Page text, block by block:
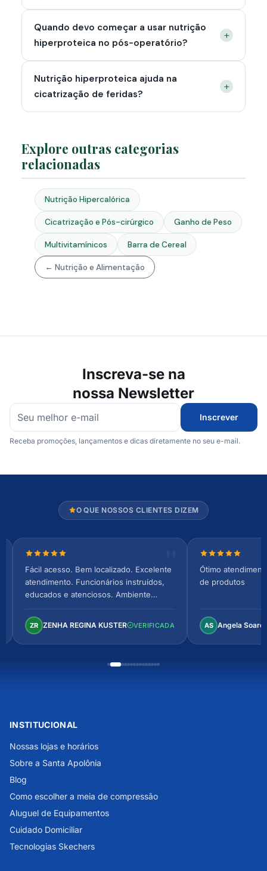
Quando devo começar a usar nutrição
hiperproteica no pós-operatório?
+
Nutrição hiperproteica ajuda na
cicatrização de feridas?
+
Explore outras categorias
relacionadas
Nutrição Hipercalórica
Cicatrização e Pós-cirúrgico Ganho de Peso
Multivitamínicos Barra de Cereal
← Nutrição e Alimentação
Inscreva-se na
nossa Newsletter
Inscrever
Receba promoções, lançamentos e dicas diretamente no seu e-mail.
O QUE NOSSOS CLIENTES DIZEM
Nota 5 de 5 estrelas
Fácil acesso. Bem localizado. Excelente
atendimento. Funcionários instruídos,
educados e atenciosos. Ambiente
Perfeito!
ZR ZENHA REGINA KUSTER VERIFICADA
Nota 5 de 5
Ótimo
de produtos
AS Angela
INSTITUCIONAL
Nossas lojas e horários
Sobre a Santa Apolônia
Blog
Como escolher a meia de compressão
Aluguel de Equipamentos
Cuidado Domiciliar
Tecnologias Skechers